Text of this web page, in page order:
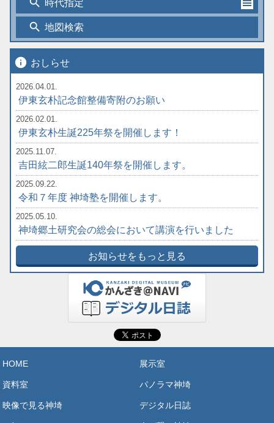
時代指定
search 地図検索
info おしらせ
2026.04.01.
伊東玄朴記念館整備寄附のお願い
2026.02.01.
伊東玄朴生誕225年祭を開催します！
2025.11.07.
吉田絃二郎生誕140年祭を開催します。
2025.09.22.
令和７年度 神埼塾を開催します。
2025.05.10.
神埼郷土研究会の総会において講演を行いました
お知らせをもっと見る
HOME 展示室
資料室 パノラマ神埼
映像で見る神埼 デジタル日誌